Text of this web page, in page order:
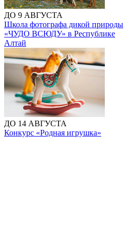
ДО 9 АВГУСТА
Школа фотографа дикой природы
«ЧУДО ВСЮДУ» в Республике
Алтай
ДО 14 АВГУСТА
Конкурс «Родная игрушка»